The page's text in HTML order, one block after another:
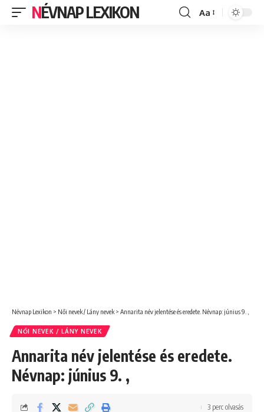
NÉVNAP LEXIKON
Font
Aa
Névnap Lexikon > Női nevek / Lány nevek > Annarita név jelentése és eredete. Névnap: június 9. ,
NŐI NEVEK / LÁNY NEVEK
Annarita név jelentése és eredete.
Névnap: június 9. ,
3 perc olvasás